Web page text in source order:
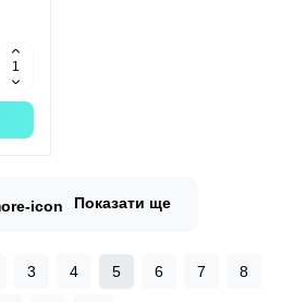
Показати ще
3 4 5 6 7 8